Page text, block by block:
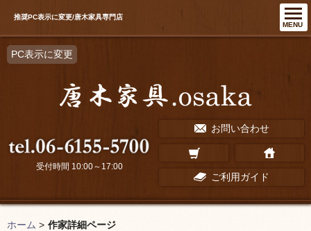
MENU
推奨PC表示に変更/唐木家具専門店
PC表示に変更
お問い合わせ
ご利用ガイド
受付時間 10:00～17:00
ホーム > 作家詳細ページ